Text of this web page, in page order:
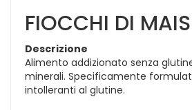
FIOCCHI DI MAIS
Descrizione
Alimento addizionato senza
minerali. Specificamente
intolleranti al glutine.